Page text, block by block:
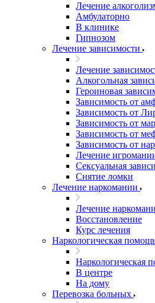
Лечение
Амбулаторно
В клинике
Гипнозом
Лечение зависимости
Лечение
Алкогольная
Героиновая
Зависимость от
Зависимость от
Зависимость от
Зависимость от
Зависимость от
Лечение
Сексуальная
Снятие ломки
Лечение наркомании
Лечение
Восстановление
Курс лечения
Наркологическая
Наркологическая
В центре
На дому
Перевозка больных